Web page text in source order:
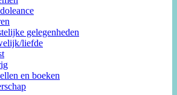
gelegenheden
liefde
en boeken